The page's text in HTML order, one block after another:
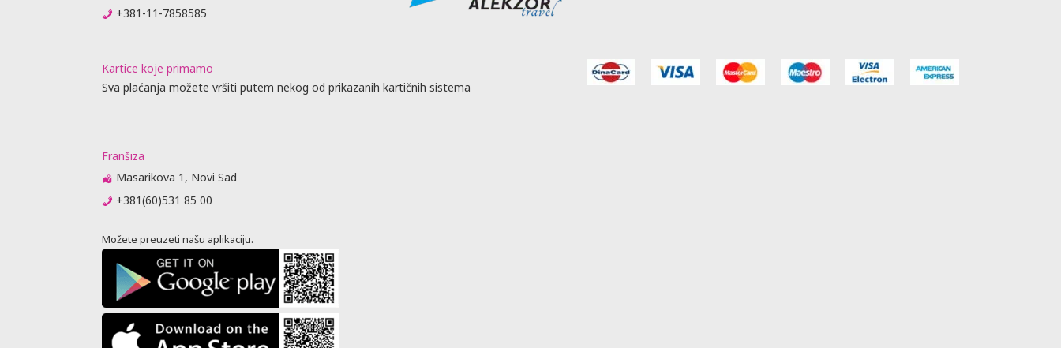
+381-11-7858585
Kartice koje primamo
Sva plaćanja možete vršiti putem nekog od prikazanih kartičnih sistema
Franšiza
Masarikova 1, Novi Sad
+381(60)531 85 00
Možete preuzeti našu aplikaciju.